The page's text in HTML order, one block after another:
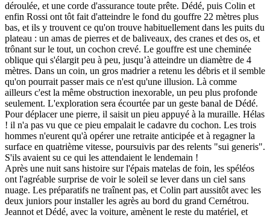
déroulée, et une corde d'assurance toute prête. Dédé, puis Colin et
enfin Rossi ont tôt fait d'atteindre le fond du gouffre 22 mètres plus
bas, et ils y trouvent ce qu'on trouve habituellement dans les puits du
plateau : un amas de pierres et de baliveaux, des cranes et des os, et
trônant sur le tout, un cochon crevé. Le gouffre est une cheminée
oblique qui s'élargit peu à peu, jusqu’à atteindre un diamètre de 4
mètres. Dans un coin, un gros madrier a retenu les débris et il semble
qu'on pourrait passer mais ce n'est qu'une illusion. Là comme
ailleurs c'est la même obstruction inexorable, un peu plus profonde
seulement. L'exploration sera écourtée par un geste banal de Dédé.
Pour déplacer une pierre, il saisit un pieu appuyé à la muraille. Hélas
! il n'a pas vu que ce pieu empalait le cadavre du cochon. Les trois
hommes n'eurent qu'à opérer une retraite anticipée et à regagner la
surface en quatrième vitesse, poursuivis par des relents "sui generis".
S'ils avaient su ce qui les attendaient le lendemain !
Après une nuit sans histoire sur l'épais matelas de foin, les spéléos
ont l'agréable surprise de voir le soleil se lever dans un ciel sans
nuage. Les préparatifs ne traînent pas, et Colin part aussitôt avec les
deux juniors pour installer les agrès au bord du grand Cernétrou.
Jeannot et Dédé, avec la voiture, amènent le reste du matériel, et